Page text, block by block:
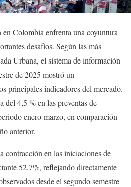
Colombia enfrenta una coyuntura
desafíos. Según las más
Urbana, el sistema de información
de 2025 mostró un
principales indicadores del mercado.
del 4,5 % en las preventas de
enero-marzo, en comparación
anterior.
contracción en las iniciaciones de
52.7%, reflejando directamente
desde el segundo semestre